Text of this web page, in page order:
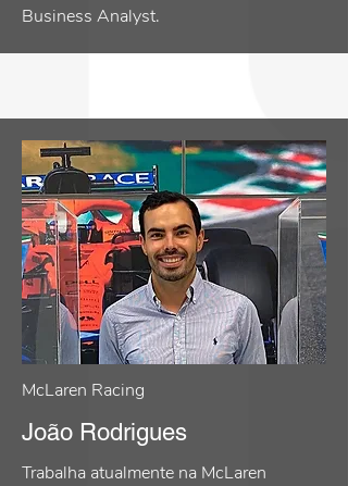
Business Analyst.
McLaren Racing
João Rodrigues
Trabalha atualmente na McLaren